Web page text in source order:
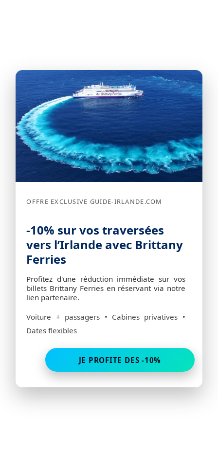
OFFRE EXCLUSIVE GUIDE-IRLANDE.COM
-10% sur vos traversées
vers l’Irlande avec Brittany
Ferries
Profitez d'une réduction immédiate sur vos
billets Brittany Ferries en réservant via notre
lien partenaire.
Voiture + passagers • Cabines privatives •
Dates flexibles
JE PROFITE DES -10%